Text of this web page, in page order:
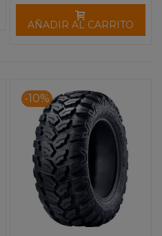
AÑADIR AL CARRITO
-10%